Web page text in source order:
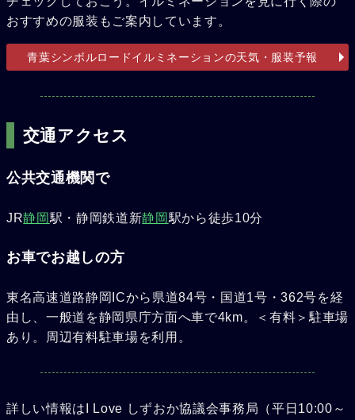
おすすめの服装もご案内しています。
青葉シンボルロードイルミネーションの天気・服装予報
交通アクセス
公共交通機関で
JR静岡駅・静岡鉄道新静岡駅から徒歩10分
お車でお越しの方
東名高速道路静岡ICから県道84号・国道1号・362号を経
由し、一般道を静岡県庁方面へ車で4km。＜有料＞駐車場
あり。周辺有料駐車場を利用。
詳しい情報はI Love しずおか協議会事務局（平日10:00～